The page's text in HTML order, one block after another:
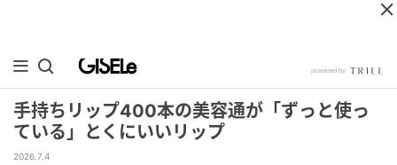
手持ちリップ400本の美容通が「ずっと使っ
ている」とくにいいリップ
2026.7.4